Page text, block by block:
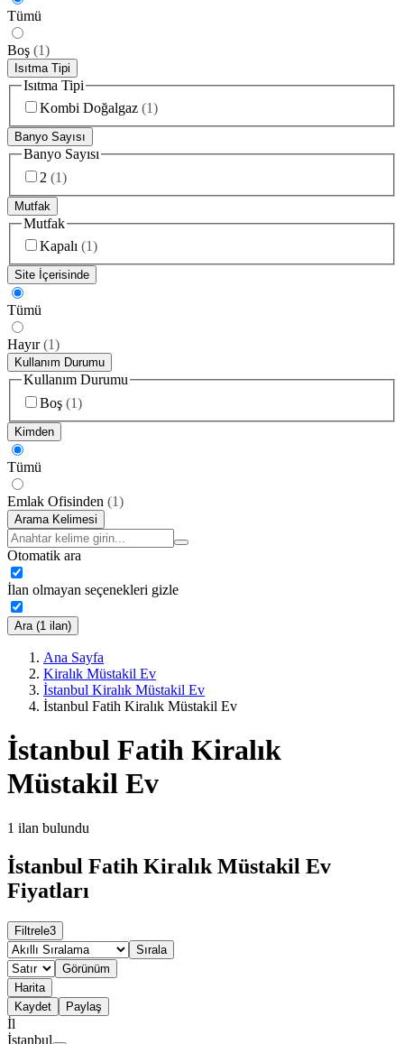
Tümü
Boş (1)
Isıtma Tipi
Isıtma Tipi
Kombi Doğalgaz (1)
Banyo Sayısı
Banyo Sayısı
2 (1)
Mutfak
Mutfak
Kapalı (1)
Site İçerisinde
Tümü
Hayır (1)
Kullanım Durumu
Kullanım Durumu
Boş (1)
Kimden
Tümü
Emlak Ofisinden (1)
Arama Kelimesi
Otomatik ara
İlan olmayan seçenekleri gizle
Ara (1 ilan)
Ana Sayfa
Kiralık Müstakil Ev
İstanbul Kiralık Müstakil Ev
İstanbul Fatih Kiralık Müstakil Ev
İstanbul Fatih Kiralık
Müstakil Ev
1 ilan bulundu
İstanbul Fatih Kiralık Müstakil Ev
Fiyatları
Filtrele3
Sırala
Görünüm
Harita
Kaydet
Paylaş
İl
İstanbul